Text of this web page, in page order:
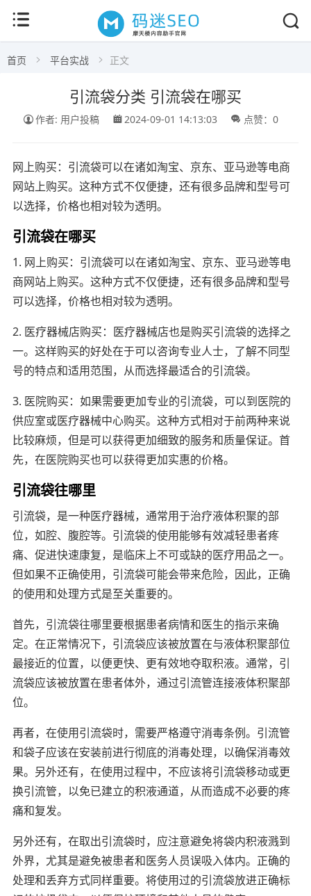
首页 平台实战 正文
引流袋分类 引流袋在哪买
作者: 用户投稿 2024-09-01 14:13:03 点赞：0
网上购买：引流袋可以在诸如淘宝、京东、亚马逊等电商
网站上购买。这种方式不仅便捷，还有很多品牌和型号可
以选择，价格也相对较为透明。
引流袋在哪买
1. 网上购买：引流袋可以在诸如淘宝、京东、亚马逊等电
商网站上购买。这种方式不仅便捷，还有很多品牌和型号
可以选择，价格也相对较为透明。
2. 医疗器械店购买：医疗器械店也是购买引流袋的选择之
一。这样购买的好处在于可以咨询专业人士，了解不同型
号的特点和适用范围，从而选择最适合的引流袋。
3. 医院购买：如果需要更加专业的引流袋，可以到医院的
供应室或医疗器械中心购买。这种方式相对于前两种来说
比较麻烦，但是可以获得更加细致的服务和质量保证。首
先，在医院购买也可以获得更加实惠的价格。
引流袋往哪里
引流袋，是一种医疗器械，通常用于治疗液体积聚的部
位，如腔、腹腔等。引流袋的使用能够有效减轻患者疼
痛、促进快速康复，是临床上不可或缺的医疗用品之一。
但如果不正确使用，引流袋可能会带来危险，因此，正确
的使用和处理方式是至关重要的。
首先，引流袋往哪里要根据患者病情和医生的指示来确
定。在正常情况下，引流袋应该被放置在与液体积聚部位
最接近的位置，以便更快、更有效地夺取积液。通常，引
流袋应该被放置在患者体外，通过引流管连接液体积聚部
位。
再者，在使用引流袋时，需要严格遵守消毒条例。引流管
和袋子应该在安装前进行彻底的消毒处理，以确保消毒效
果。另外还有，在使用过程中，不应该将引流袋移动或更
换引流管，以免已建立的积液通道，从而造成不必要的疼
痛和复发。
另外还有，在取出引流袋时，应注意避免将袋内积液溅到
外界，尤其是避免被患者和医务人员误吸入体内。正确的
处理和丢弃方式同样重要。将使用过的引流袋放进正确标